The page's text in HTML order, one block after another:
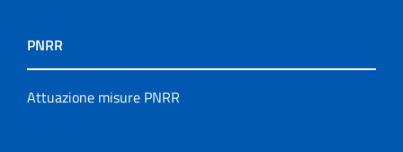
PNRR
Attuazione misure PNRR